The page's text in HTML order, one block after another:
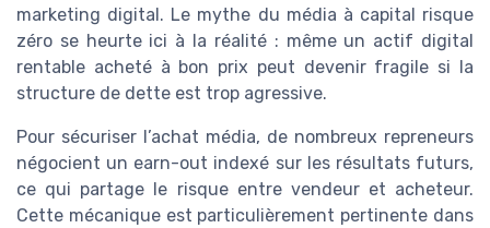
marketing digital. Le mythe du média à capital risque
zéro se heurte ici à la réalité : même un actif digital
rentable acheté à bon prix peut devenir fragile si la
structure de dette est trop agressive.
Pour sécuriser l’achat média, de nombreux repreneurs
négocient un earn-out indexé sur les résultats futurs,
ce qui partage le risque entre vendeur et acheteur.
Cette mécanique est particulièrement pertinente dans